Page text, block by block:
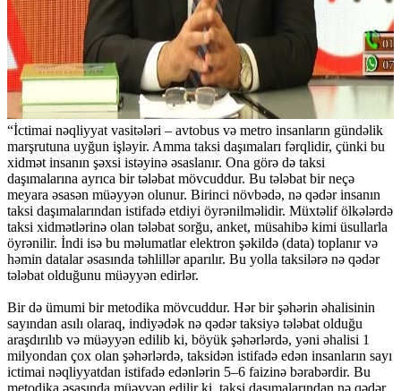
“İctimai nəqliyyat vasitələri – avtobus və metro insanların gündəlik
marşrutuna uyğun işləyir. Amma taksi daşımaları fərqlidir, çünki bu
xidmət insanın şəxsi istəyinə əsaslanır. Ona görə də taksi
daşımalarına ayrıca bir tələbat mövcuddur. Bu tələbat bir neçə
meyara əsasən müəyyən olunur. Birinci növbədə, nə qədər insanın
taksi daşımalarından istifadə etdiyi öyrənilməlidir. Müxtəlif ölkələrdə
taksi xidmətlərinə olan tələbat sorğu, anket, müsahibə kimi üsullarla
öyrənilir. İndi isə bu məlumatlar elektron şəkildə (data) toplanır və
həmin datalar əsasında təhlillər aparılır. Bu yolla taksilərə nə qədər
tələbat olduğunu müəyyən edirlər.
Bir də ümumi bir metodika mövcuddur. Hər bir şəhərin əhalisinin
sayından asılı olaraq, indiyədək nə qədər taksiyə tələbat olduğu
araşdırılıb və müəyyən edilib ki, böyük şəhərlərdə, yəni əhalisi 1
milyondan çox olan şəhərlərdə, taksidən istifadə edən insanların sayı
ictimai nəqliyyatdan istifadə edənlərin 5–6 faizinə bərabərdir. Bu